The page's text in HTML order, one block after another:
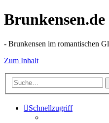
- Brunkensen im romantischen
Zum Inhalt
Schnellzugriff